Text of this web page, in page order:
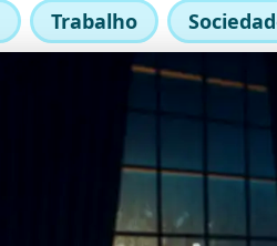
Trabalho